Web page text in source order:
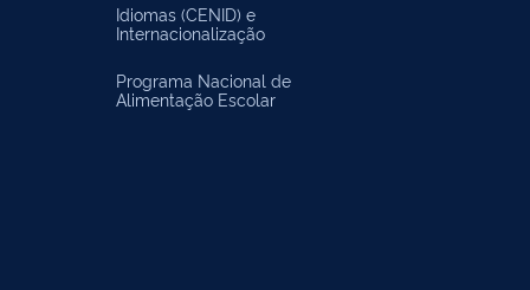
Idiomas (CENID) e
Internacionalização
Programa Nacional de
Alimentação Escolar